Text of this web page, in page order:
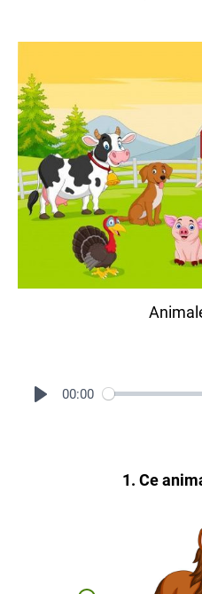
Animale de
00:00
1. Ce